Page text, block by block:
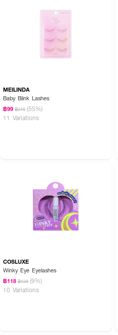
MEILINDA
Baby Blink Lashes
฿99 ฿219 (55%)
11 Variations
COSLUXE
Winky Eye Eyelashes
฿118 ฿129 (9%)
10 Variations